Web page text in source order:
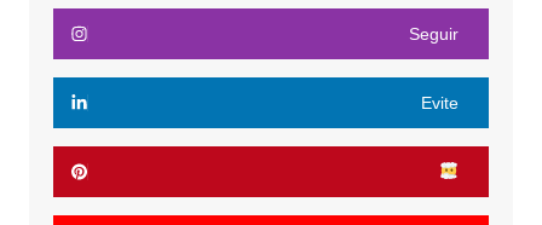
Seguir
Evite